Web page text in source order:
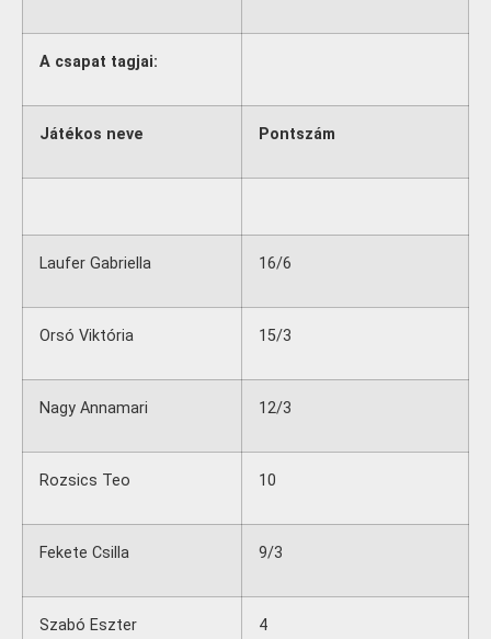
A csapat tagjai:
Játékos neve Pontszám
Laufer Gabriella 16/6
Orsó Viktória 15/3
Nagy Annamari 12/3
Rozsics Teo 10
Fekete Csilla 9/3
Szabó Eszter 4